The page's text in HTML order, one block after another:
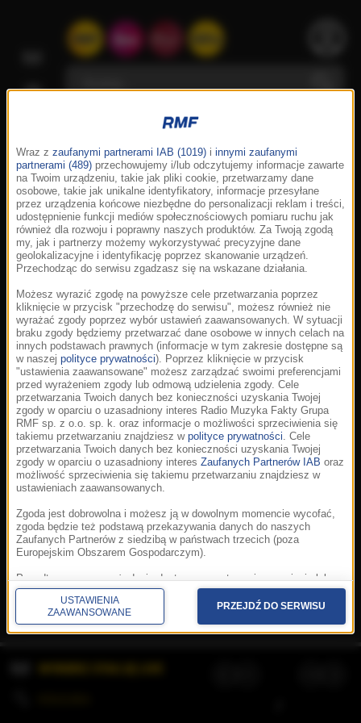
Korzystanie z portalu oznacza akceptację
Prywatność.Aplikacje.© 2026 Radio Muzyka
Fakty Grupa RMF sp. z o.o. sp. k.
Wraz z zaufanymi partnerami IAB (1019) i innymi zaufanymi
partnerami (489) przechowujemy i/lub odczytujemy informacje zawarte
na Twoim urządzeniu, takie jak pliki cookie, przetwarzamy dane
osobowe, takie jak unikalne identyfikatory, informacje przesyłane
przez urządzenia końcowe niezbędne do personalizacji reklam i treści,
udostępnienie funkcji mediów społecznościowych pomiaru ruchu jak
również dla rozwoju i poprawny naszych produktów. Za Twoją zgodą
my, jak i partnerzy możemy wykorzystywać precyzyjne dane
geolokalizacyjne i identyfikację poprzez skanowanie urządzeń.
Przechodząc do serwisu zgadzasz się na wskazane działania.
Możesz wyrazić zgodę na powyższe cele przetwarzania poprzez
kliknięcie w przycisk "przechodzę do serwisu", możesz również nie
wyrażać zgody poprzez wybór ustawień zaawansowanych. W sytuacji
braku zgody będziemy przetwarzać dane osobowe w innych celach na
innych podstawach prawnych (informacje w tym zakresie dostępne są
w naszej polityce prywatności). Poprzez kliknięcie w przycisk
"ustawienia zaawansowane" możesz zarządzać swoimi preferencjami
przed wyrażeniem zgody lub odmową udzielenia zgody. Cele
przetwarzania Twoich danych bez konieczności uzyskania Twojej
zgody w oparciu o uzasadniony interes Radio Muzyka Fakty Grupa
RMF sp. z o.o. sp. k. oraz informacje o możliwości sprzeciwienia się
takiemu przetwarzaniu znajdziesz w polityce prywatności. Cele
przetwarzania Twoich danych bez konieczności uzyskania Twojej
zgody w oparciu o uzasadniony interes Zaufanych Partnerów IAB oraz
możliwość sprzeciwienia się takiemu przetwarzaniu znajdziesz w
ustawieniach zaawansowanych.
Zgoda jest dobrowolna i możesz ją w dowolnym momencie wycofać,
zgoda będzie też podstawą przekazywania danych do naszych
Zaufanych Partnerów z siedzibą w państwach trzecich (poza
Europejskim Obszarem Gospodarczym).
Ponadto masz prawo żądania dostępu, sprostowania, usunięcia lub
ograniczenia przetwarzania danych, a także złożenia skargi do
Prezesa Urzędu Ochrony Danych Osobowych. W polityce prywatności
znajdziesz informacje jak wykonać swoje prawa. Szczegółowe
informacje na temat przetwarzania Twoich danych znajdują się w
USTAWIENIA
ZAAWANSOWANE
PRZEJDŹ DO SERWISU